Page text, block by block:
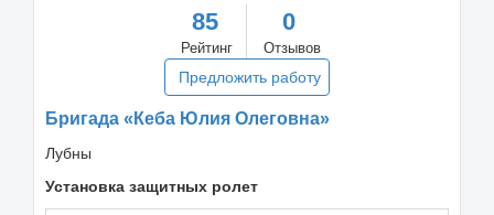
85
Рейтинг
0
Отзывов
Предложить работу
Бригада «Кеба Юлия Олеговна»
Лубны
Установка защитных ролет